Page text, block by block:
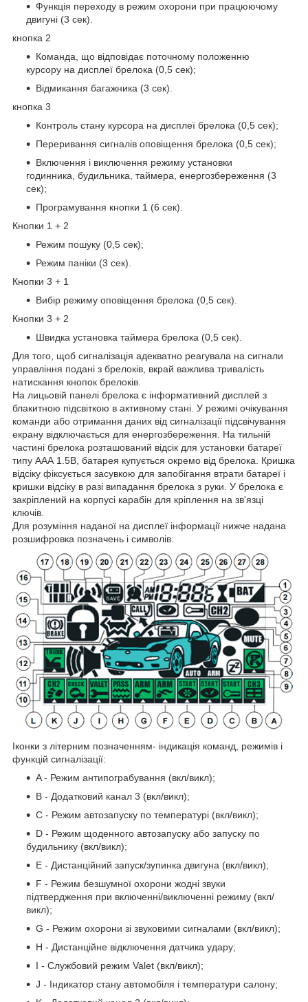
Функція переходу в режим охорони при працюючому
двигуні (3 сек).
кнопка 2
Команда, що відповідає поточному положенню
курсору на дисплеї брелока (0,5 сек);
Відмикання багажника (3 сек).
кнопка 3
Контроль стану курсора на дисплеї брелока (0,5 сек);
Переривання сигналів оповіщення брелока (0,5 сек);
Включення і виключення режиму установки
годинника, будильника, таймера, енергозбереження (3
сек);
Програмування кнопки 1 (6 сек).
Кнопки 1 + 2
Режим пошуку (0,5 сек);
Режим паніки (3 сек).
Кнопки 3 + 1
Вибір режиму оповіщення брелока (0,5 сек).
Кнопки 3 + 2
Швидка установка таймера брелока (0,5 сек).
Для того, щоб сигналізація адекватно реагувала на сигнали
управління подані з брелоків, вкрай важлива тривалість
натискання кнопок брелоків.
На лицьовій панелі брелока є інформативний дисплей з
блакитною підсвіткою в активному стані. У режимі очікування
команди або отримання даних від сигналізації підсвічування
екрану відключається для енергозбереження. На тильній
частині брелока розташований відсік для установки батареї
типу ААА 1.5В, батарея купується окремо від брелока. Кришка
відсіку фіксується засувкою для запобігання втрати батареї і
кришки відсіку в разі випадання брелока з руки. У брелока є
закріплений на корпусі карабін для кріплення на зв'язці
ключів.
Для розуміння наданої на дисплеї інформації нижче надана
розшифровка позначень і символів:
Іконки з літерним позначенням- індикація команд, режимів і
функцій сигналізації:
A - Режим антипограбування (вкл/викл);
B - Додатковий канал 3 (вкл/викл);
C - Режим автозапуску по температурі (вкл/викл);
D - Режим щоденного автозапуску або запуску по
будильнику (вкл/викл);
E - Дистанційний запуск/зупинка двигуна (вкл/викл);
F - Режим безшумної охорони жодні звуки
підтвердження при включенні/виключенні режиму (вкл/
викл);
G - Режим охорони зі звуковими сигналами (вкл/викл);
H - Дистанційне відключення датчика удару;
I - Службовий режим Valet (вкл/викл);
J - Індикатор стану автомобіля і температури салону;